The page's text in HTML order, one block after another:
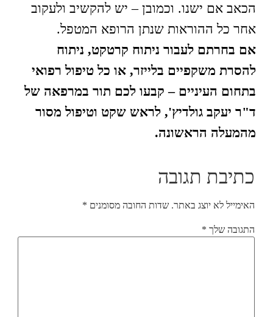
הכאב אם ישנו. וכמובן – יש להקשיב ולעקוב
אחר כל ההוראות שנתן הרופא המטפל.
אם בחרתם לעבור ניתוח קרטקט, ניתוח
להסרת משקפיים בלייזר, או כל טיפול רפואי
בתחום העיניים – קבעו לכם תור במרפאה של
ד"ר יעקב גולדיץ', לראש שקט וטיפול מסור
מהמעלה הראשונה.
כתיבת תגובה
האימייל לא יוצג באתר. שדות החובה מסומנים *
התגובה שלך *